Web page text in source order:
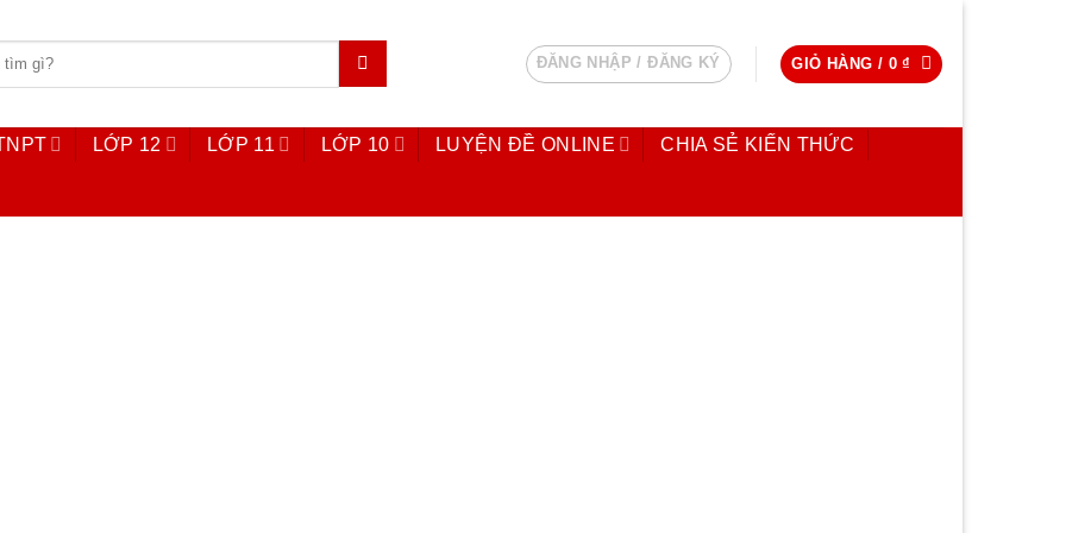
ĐĂNG NHẬP / ĐĂNG KÝ GIỎ HÀNG / 0₫
LỚP 12 LỚP 11 LỚP 10 LUYỆN ĐỀ ONLINE CHIA SẺ KIẾN THỨC